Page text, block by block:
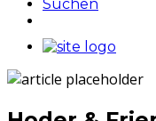
Suchen